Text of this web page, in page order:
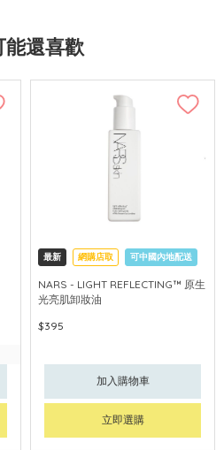
能還喜歡
最新 網購店取 可中國內地配送
NARS - LIGHT REFLECTING™ 原生
光亮肌卸妝油
$395
加入購物車
立即選購